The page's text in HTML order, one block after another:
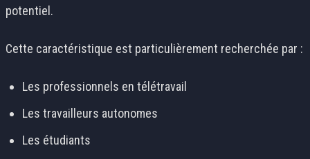
potentiel.
Cette caractéristique est particulièrement recherchée par :
Les professionnels en télétravail
Les travailleurs autonomes
Les étudiants